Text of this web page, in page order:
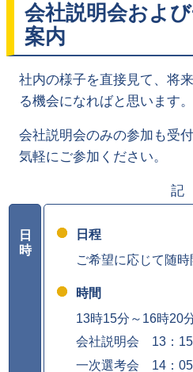
会社説明会およ
案内
社内の様子を直接見て、将
る機会になればと思います。
会社説明会のみの参加も受
気軽にご参加ください。
記
日
時
日程
ご希望に応じて随時
時間
13時15分～16時20
会社説明会 13：15
一次選考会 14：05